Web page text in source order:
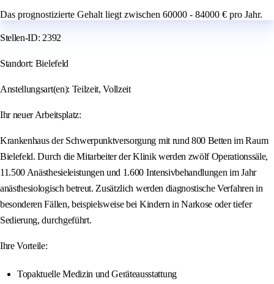
Das prognostizierte Gehalt liegt zwischen 60000 - 84000 € pro Jahr.
Stellen-ID: 2392
Standort: Bielefeld
Anstellungsart(en): Teilzeit, Vollzeit
Ihr neuer Arbeitsplatz:
Krankenhaus der Schwerpunktversorgung mit rund 800 Betten im Raum
Bielefeld. Durch die Mitarbeiter der Klinik werden zwölf Operationssäle,
11.500 Anästhesieleistungen und 1.600 Intensivbehandlungen im Jahr
anästhesiologisch betreut. Zusätzlich werden diagnostische Verfahren in
besonderen Fällen, beispielsweise bei Kindern in Narkose oder tiefer
Sedierung, durchgeführt.
Ihre Vorteile:
Topaktuelle Medizin und Geräteausstattung